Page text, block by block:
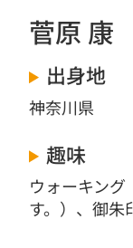
菅原 康
出身地
神奈川県
趣味
ウォーキン
す。）、御朱